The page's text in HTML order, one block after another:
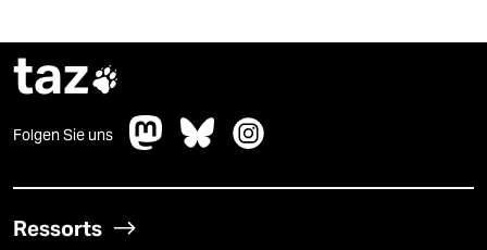
taz
Folgen Sie uns
Ressorts